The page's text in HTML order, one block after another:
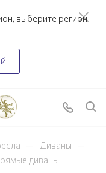
выберите регион
— Диваны —
диваны